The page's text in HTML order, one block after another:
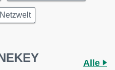
Netzwelt
Alle